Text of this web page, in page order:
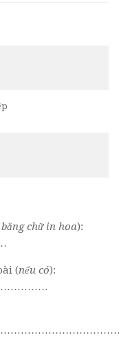
chữ in hoa):
(nếu có):